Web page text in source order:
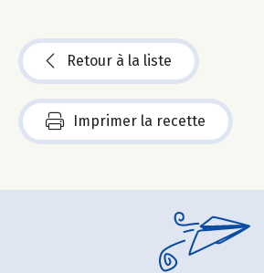
Retour à la liste
Imprimer la recette